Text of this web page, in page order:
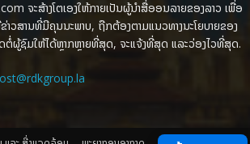
ຈະສ້າງໂຕເອງໃຫ້ກາຍເປັນຜູ້ນຳສື່ອອນລາຍຂອງລາວ ເພື່ອ
າວສານທີ່ມີຄຸນນະພາບ, ຖືກຕ້ອງຕາມແນວທາງນະໂຍບາຍຂອງ
ຕໍ່ຜູ້ຊົມໃຫ້ໄດ້ຫຼາກຫຼາຍທີ່ສຸດ, ຈະແຈ້ງທີ່ສຸດ ແລະວ່ອງໄວທີ່ສຸດ.